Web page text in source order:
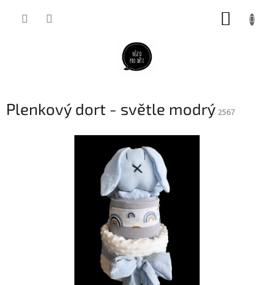
Plenkový dort - světle modrý 2567